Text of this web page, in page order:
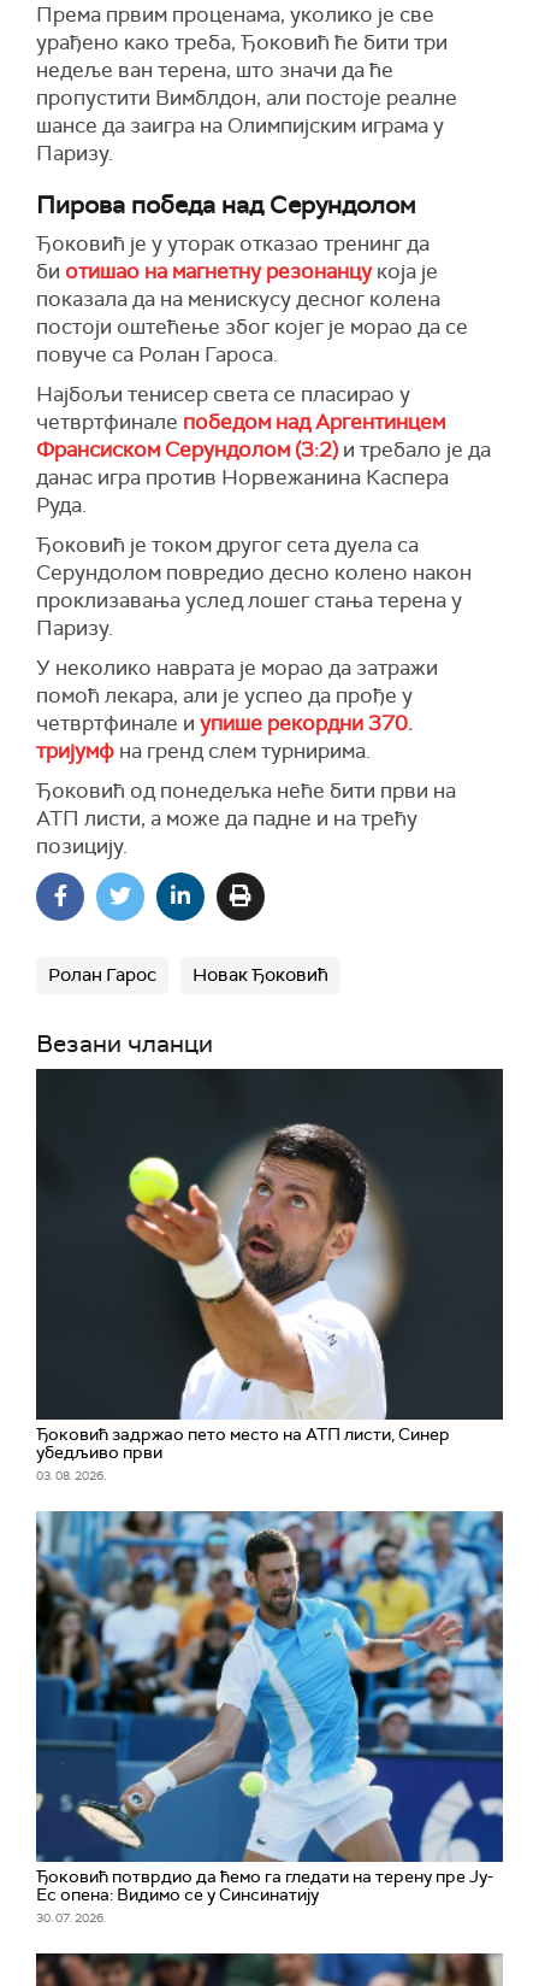
Према првим проценама, уколико је све
урађено како треба, Ђоковић ће бити три
недеље ван терена, што значи да ће
пропустити Вимблдон, али постоје реалне
шансе да заигра на Олимпијским играма у
Паризу.
Пирова победа над Серундолом
Ђоковић је у уторак отказао тренинг да
би отишао на магнетну резонанцукоја је
показала да на менискусу десног колена
постоји оштећење због којег је морао да се
повуче са Ролан Гароса.
Најбољи тенисер света се пласирао у
четвртфинале победом над Аргентинцем
Франсиском Серундолом (3:2)и требало је да
данас игра против Норвежанина Каспера
Руда.
Ђоковић је током другог сета дуела са
Серундолом повредио десно колено након
проклизавања услед лошег стања терена у
Паризу.
У неколико наврата је морао да затражи
помоћ лекара, али је успео да прође у
четвртфинале и упише рекордни 370.
тријумф на гренд слем турнирима.
Ђоковић од понедељка неће бити први на
АТП листи, а може да падне и на трећу
позицију.
Ролан Гарос Новак Ђоковић
Везани чланци
Ђоковић задржао пето место на АТП листи, Синер
убедљиво први
03. 08. 2026.
Ђоковић потврдио да ћемо га гледати на терену пре Ју-
Ес опена: Видимо се у Синсинатију
30. 07. 2026.